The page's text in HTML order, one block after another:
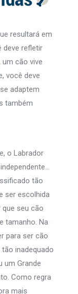
resultará em
deve refletir
cão vive
você deve
adaptem
também
o Labrador
tão
ser escolhida
seu cão
tamanho. Na
para ser cão
inadequado
um Grande
Como regra
mais